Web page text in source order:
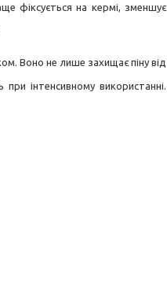
фіксується на кермі, зменшує
Воно не лише захищає піну від
інтенсивному використанні.